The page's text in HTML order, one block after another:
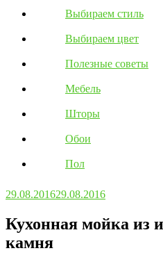
Выбираем стиль
Выбираем цвет
Полезные советы
Мебель
Шторы
Обои
Пол
29.08.201629.08.2016
Кухонная мойка из
камня